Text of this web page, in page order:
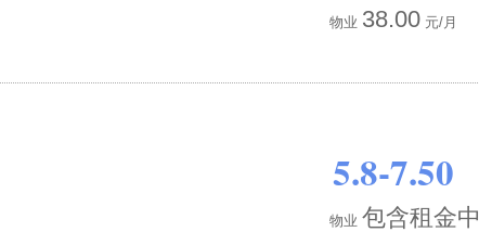
物业 38.00 元/月
5.8-7.50
物业 包含租金中